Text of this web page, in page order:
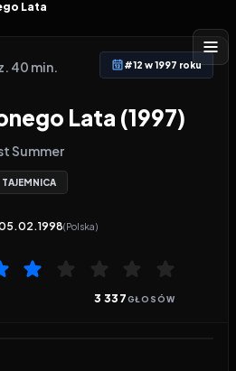
Lata
40 min. #12 w 1997 roku
Lata (1997)
Summer
TAJEMNICA
(Polska)
3 337GŁOSÓW